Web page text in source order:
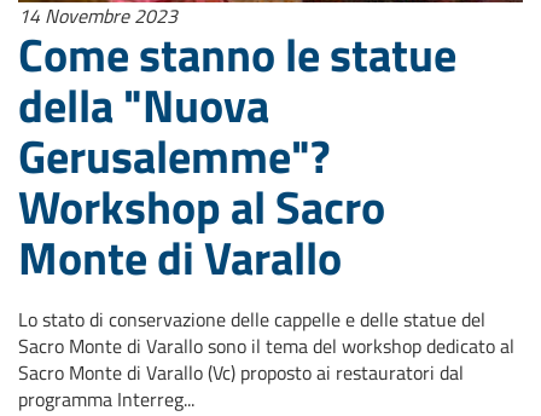
14 Novembre 2023
Come stanno le statue
della "Nuova
Gerusalemme"?
Workshop al Sacro
Monte di Varallo
Lo stato di conservazione delle cappelle e delle statue del
Sacro Monte di Varallo sono il tema del workshop dedicato al
Sacro Monte di Varallo (Vc) proposto ai restauratori dal
programma Interreg...